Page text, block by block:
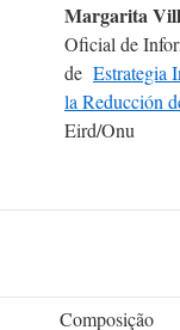
Margarita
Oficial de
de Estrategia
la Reducción
Eird/Onu
Composição